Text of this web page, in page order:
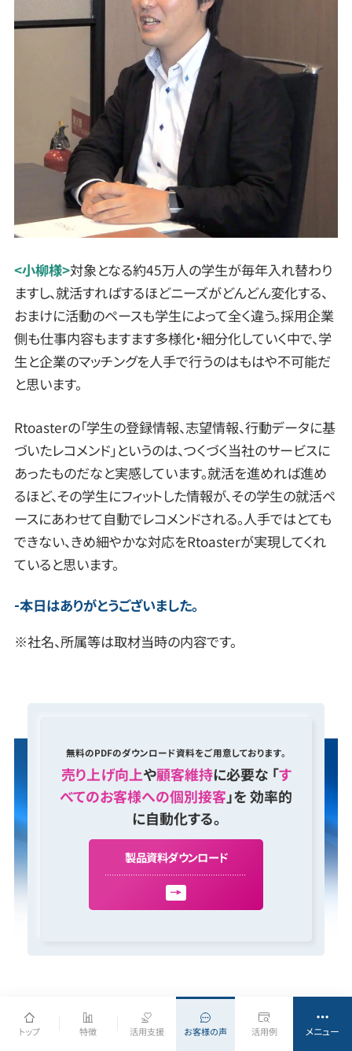
トップ 特徴 活用支援 お客様の声 活用例 メニュー
<小柳様>対象となる約45万人の学生が毎年入れ替わり
ますし、就活すればするほどニーズがどんどん変化する、
おまけに活動のペースも学生によって全く違う。採用企業
側も仕事内容もますます多様化・細分化していく中で、学
生と企業のマッチングを人手で行うのはもはや不可能だ
と思います。
Rtoasterの「学生の登録情報、志望情報、行動データに基
づいたレコメンド」というのは、つくづく当社のサービスに
あったものだなと実感しています。就活を進めれば進め
るほど、その学生にフィットした情報が、その学生の就活ペ
ースにあわせて自動でレコメンドされる。人手ではとても
できない、きめ細やかな対応をRtoasterが実現してくれ
ていると思います。
本日はありがとうございました。
※社名、所属等は取材当時の内容です。
無料のPDFのダウンロード資料をご用意しております。
売り上げ向上や顧客維持に必要な 「す
べてのお客様への個別接客」を 効率的
に自動化する。
製品資料ダウンロード